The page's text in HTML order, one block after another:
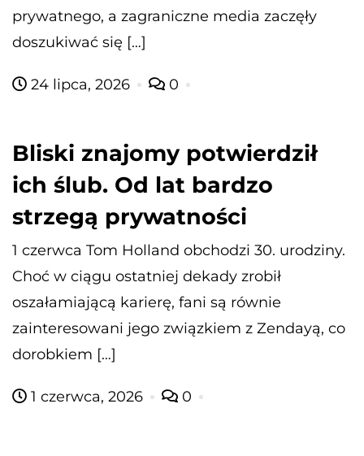
prywatnego, a zagraniczne media zaczęły
doszukiwać się […]
24 lipca, 2026 0
Bliski znajomy potwierdził
ich ślub. Od lat bardzo
strzegą prywatności
1 czerwca Tom Holland obchodzi 30. urodziny.
Choć w ciągu ostatniej dekady zrobił
oszałamiającą karierę, fani są równie
zainteresowani jego związkiem z Zendayą, co
dorobkiem […]
1 czerwca, 2026 0